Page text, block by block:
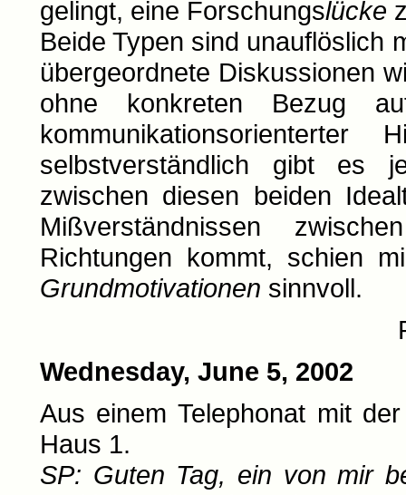
gelingt, eine Forschungslücke
Beide Typen sind unauflöslich
übergeordnete Diskussionen
ohne konkreten Bezug
selbstverständlich gibt es
zwischen diesen beiden
Mißverständnissen
Richtungen kommt, schien
Grundmotivationen sinnvoll.
Wednesday, June 5, 2002
Aus einem Telephonat mit
Haus 1.
SP: Guten Tag, ein von mir